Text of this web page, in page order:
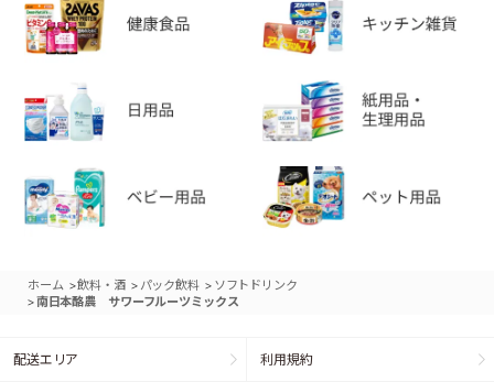
ホーム >飲料・酒 > パック飲料 > ソフトドリンク
>南日本酪農 サワーフルーツミックス
配送エリア 利用規約